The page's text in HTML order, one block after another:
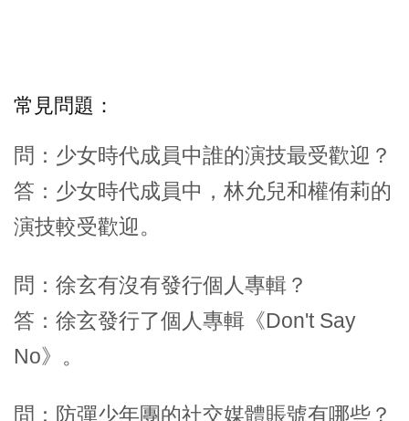
常見問題：
問：少女時代成員中誰的演技最受歡迎？
答：少女時代成員中，林允兒和權侑莉的
演技較受歡迎。
問：徐玄有沒有發行個人專輯？
答：徐玄發行了個人專輯《Don't Say
No》。
問：防彈少年團的社交媒體賬號有哪些？